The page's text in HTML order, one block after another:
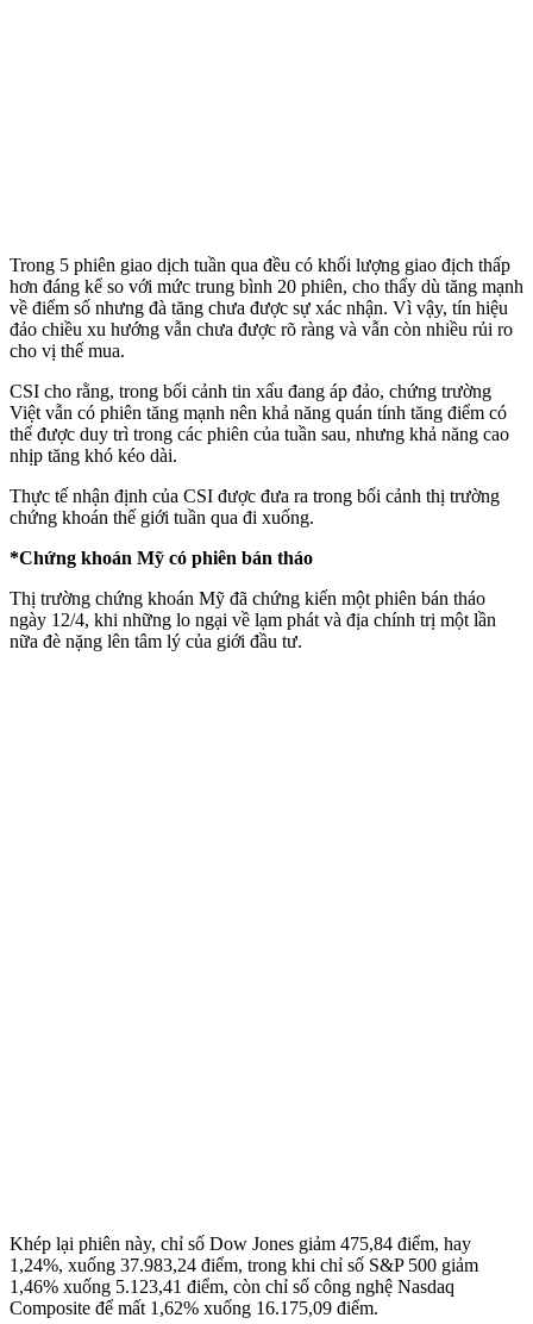
Trong 5 phiên giao dịch tuần qua đều có khối lượng giao địch thấp
hơn đáng kể so với mức trung bình 20 phiên, cho thấy dù tăng mạnh
về điểm số nhưng đà tăng chưa được sự xác nhận. Vì vậy, tín hiệu
đảo chiều xu hướng vẫn chưa được rõ ràng và vẫn còn nhiều rủi ro
cho vị thế mua.
CSI cho rằng, trong bối cảnh tin xấu đang áp đảo, chứng trường
Việt vẫn có phiên tăng mạnh nên khả năng quán tính tăng điểm có
thể được duy trì trong các phiên của tuần sau, nhưng khả năng cao
nhịp tăng khó kéo dài.
Thực tế nhận định của CSI được đưa ra trong bối cảnh thị trường
chứng khoán thế giới tuần qua đi xuống.
*Chứng khoán Mỹ có phiên bán tháo
Thị trường chứng khoán Mỹ đã chứng kiến một phiên bán tháo
ngày 12/4, khi những lo ngại về lạm phát và địa chính trị một lần
nữa đè nặng lên tâm lý của giới đầu tư.
Khép lại phiên này, chỉ số Dow Jones giảm 475,84 điểm, hay
1,24%, xuống 37.983,24 điểm, trong khi chỉ số S&P 500 giảm
1,46% xuống 5.123,41 điểm, còn chỉ số công nghệ Nasdaq
Composite để mất 1,62% xuống 16.175,09 điểm.